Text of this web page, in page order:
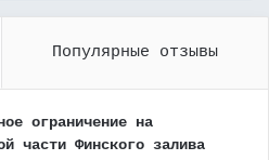
Популярные отзывы
ограничение на
части Финского залива